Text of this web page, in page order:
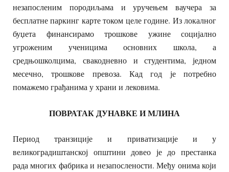
незапосленим породиљама и уручењем ваучера за
бесплатне паркинг карте током целе године. Из локалног
буџета финансирамо трошкове ужине социјално
угроженим ученицима основних школа, а
средњошколцима, свакодневно и студентима, једном
месечно, трошкове превоза. Кад год је потребно
помажемо грађанима у храни и лековима.
ПОВРАТАК ДУНАВКЕ И МЛИНА
Период транзиције и приватизације и у
великоградиштанској општини довео је до престанка
рада многих фабрика и незапослености. Међу онима који